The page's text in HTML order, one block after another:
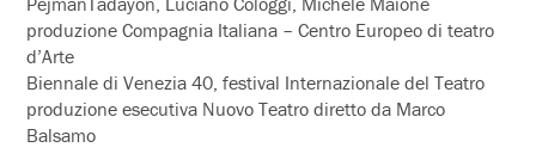
produzione Compagnia Italiana – Centro Europeo di teatro
d’Arte
Biennale di Venezia 40, festival Internazionale del Teatro
produzione esecutiva Nuovo Teatro diretto da Marco
Balsamo